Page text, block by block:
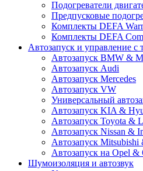
Подогреватели
Предпусковые
Комплекты DEFA
Комплекты DEFA
Автозапуск и управление с
Автозапуск BMW &
Автозапуск Audi
Автозапуск Mercedes
Автозапуск VW
Универсальный
Автозапуск KIA &
Автозапуск Toyota &
Автозапуск Nissan &
Автозапуск Mitsubishi
Автозапуск на Opel &
Шумоизоляция и автозвук